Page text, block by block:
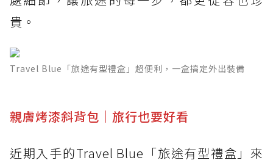
貴。
Travel Blue「旅途有型禮盒」超便利，一盒搞定外出裝備
親膚烤漆斜背包｜旅行也要好看
近期入手的Travel Blue「旅途有型禮盒」來